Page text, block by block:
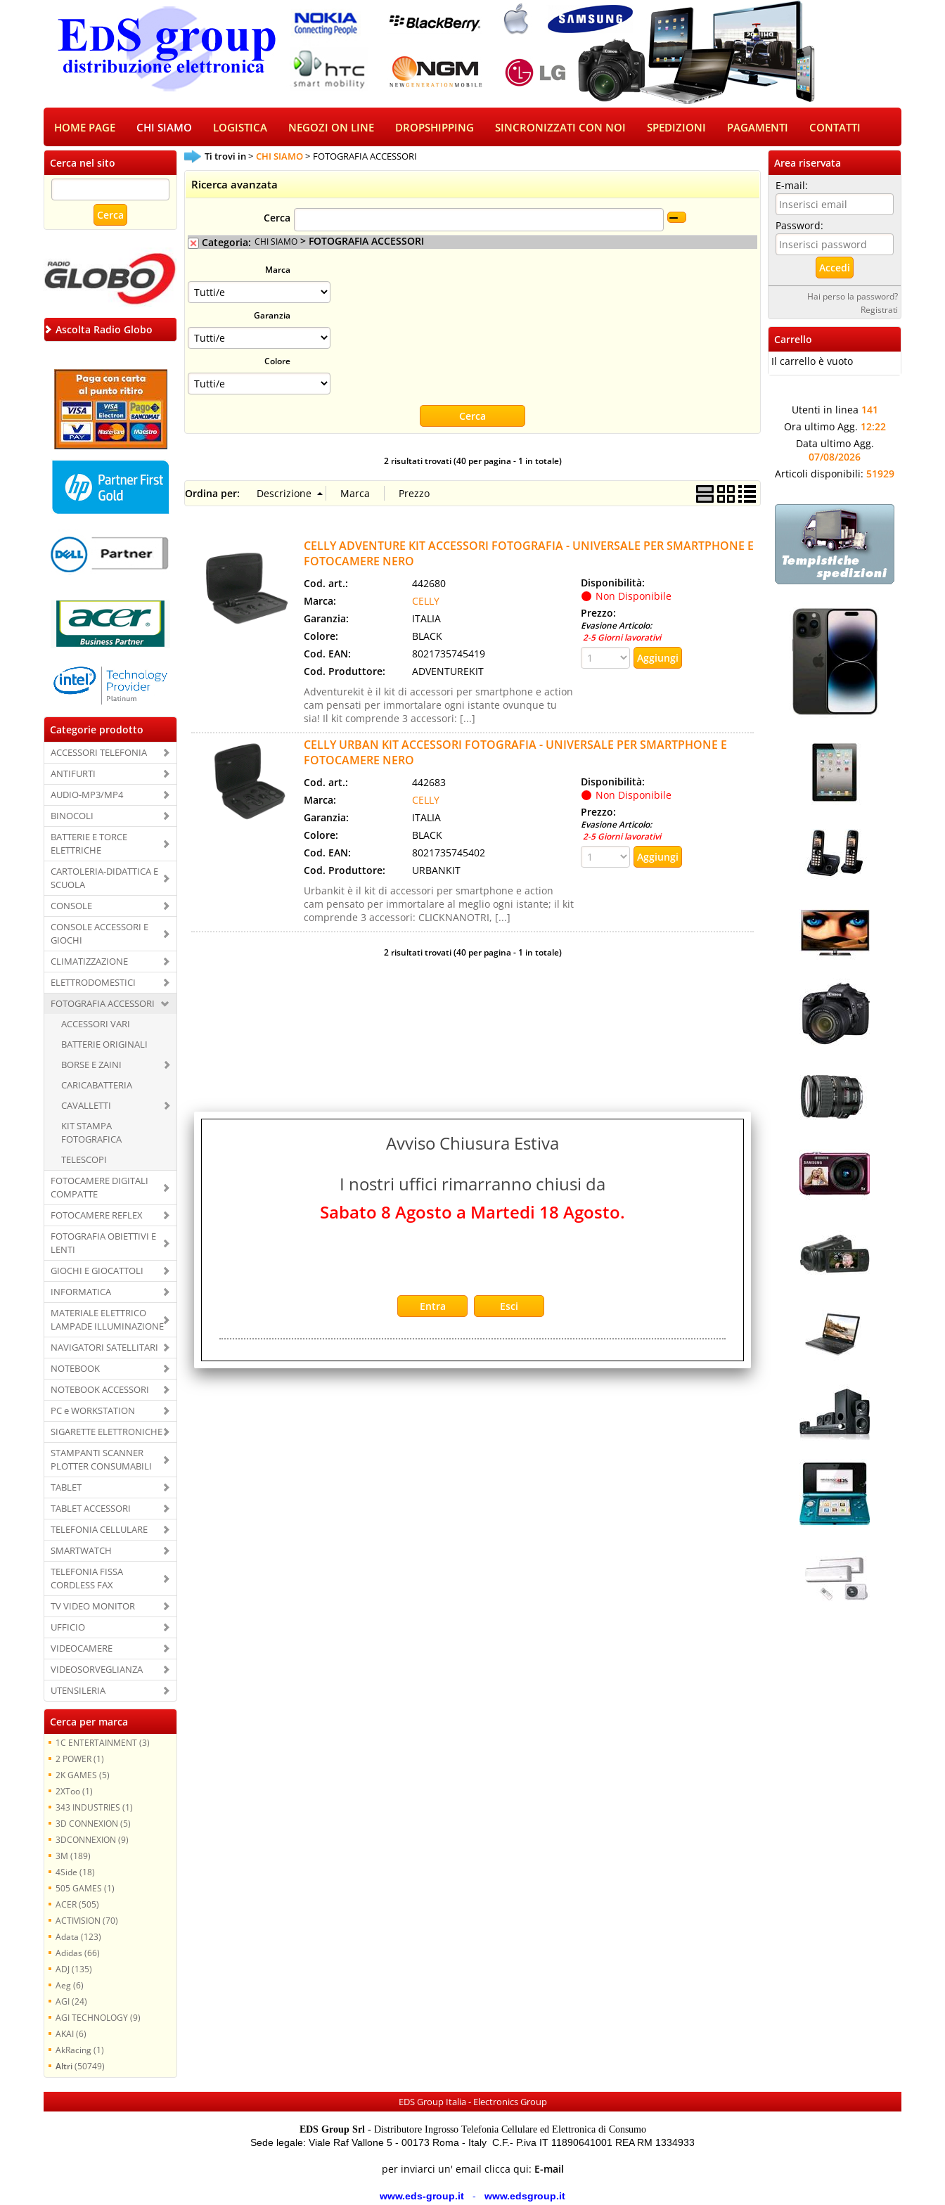
HOME PAGE CHI SIAMO LOGISTICA NEGOZI ON LINE DROPSHIPPING SINCRONIZZATI CON NOI SPEDIZIONI PAGAMENTI CONTATTI
Cerca nel sito
Ascolta Radio Globo
Categorie prodotto
ACCESSORI TELEFONIA
ANTIFURTI
AUDIO-MP3/MP4
BINOCOLI
BATTERIE E TORCE
ELETTRICHE
CARTOLERIA-DIDATTICA E
SCUOLA
CONSOLE
CONSOLE ACCESSORI E
GIOCHI
CLIMATIZZAZIONE
ELETTRODOMESTICI
FOTOGRAFIA ACCESSORI
ACCESSORI VARI
BATTERIE ORIGINALI
BORSE E ZAINI
CARICABATTERIA
CAVALLETTI
KIT STAMPA
FOTOGRAFICA
TELESCOPI
FOTOCAMERE DIGITALI
COMPATTE
FOTOCAMERE REFLEX
FOTOGRAFIA OBIETTIVI E
LENTI
GIOCHI E GIOCATTOLI
INFORMATICA
MATERIALE ELETTRICO
LAMPADE ILLUMINAZIONE
NAVIGATORI SATELLITARI
NOTEBOOK
NOTEBOOK ACCESSORI
PC e WORKSTATION
SIGARETTE ELETTRONICHE
STAMPANTI SCANNER
PLOTTER CONSUMABILI
TABLET
TABLET ACCESSORI
TELEFONIA CELLULARE
SMARTWATCH
TELEFONIA FISSA
CORDLESS FAX
TV VIDEO MONITOR
UFFICIO
VIDEOCAMERE
VIDEOSORVEGLIANZA
UTENSILERIA
Cerca per marca
1C ENTERTAINMENT (3)
2 POWER (1)
2K GAMES (5)
2XToo (1)
343 INDUSTRIES (1)
3D CONNEXION (5)
3DCONNEXION (9)
3M (189)
4Side (18)
505 GAMES (1)
ACER (505)
ACTIVISION (70)
Adata (123)
Adidas (66)
ADJ (135)
Aeg (6)
AGI (24)
AGI TECHNOLOGY (9)
AKAI (6)
AkRacing (1)
Altri(50749)
Ti trovi in CHI SIAMO FOTOGRAFIA ACCESSORI
Ricerca avanzata
Cerca
Categoria: CHI SIAMO > FOTOGRAFIA ACCESSORI
Marca
Garanzia
Colore
2 risultati trovati (40 per pagina - 1 in totale)
Ordina per:
CELLY ADVENTURE KIT ACCESSORI FOTOGRAFIA - UNIVERSALE PER SMARTPHONE E
FOTOCAMERE NERO
Cod. art.:
442680
Marca:
CELLY
Garanzia:
ITALIA
Colore:
BLACK
Cod. EAN:
8021735745419
Cod. Produttore:
ADVENTUREKIT
Adventurekit è il kit di accessori per smartphone e action
cam pensati per immortalare ogni istante ovunque tu
sia! Il kit comprende 3 accessori: [...]
Disponibilità:
Non Disponibile
Prezzo:
Evasione Articolo:
2-5 Giorni lavorativi
CELLY URBAN KIT ACCESSORI FOTOGRAFIA - UNIVERSALE PER SMARTPHONE E
FOTOCAMERE NERO
Cod. art.:
442683
Marca:
CELLY
Garanzia:
ITALIA
Colore:
BLACK
Cod. EAN:
8021735745402
Cod. Produttore:
URBANKIT
Urbankit è il kit di accessori per smartphone e action
cam pensato per immortalare al meglio ogni istante; il kit
comprende 3 accessori: CLICKNANOTRI, [...]
Disponibilità:
Non Disponibile
Prezzo:
Evasione Articolo:
2-5 Giorni lavorativi
2 risultati trovati (40 per pagina - 1 in totale)
Area riservata
E-mail:
Password:
Hai perso la password?
Registrati
Carrello
Il carrello è vuoto
Utenti in linea 141
Ora ultimo Agg. 12:22
Data ultimo Agg.
07/08/2026
Articoli disponibili: 51929
EDS Group Italia - Electronics Group
EDS Group Srl -Distributore Ingrosso Telefonia Cellulare ed Elettronica di Consumo
Sede legale: Viale Raf Vallone 5 - 00173 Roma - Italy C.F.- P.iva IT 11890641001 REA RM 1334933
per inviarci un' email clicca qui: E-mail
www.eds-group.it - www.edsgroup.it
Avviso Chiusura Estiva
I nostri uffici rimarranno chiusi da
Sabato 8 Agosto a Martedi 18 Agosto.